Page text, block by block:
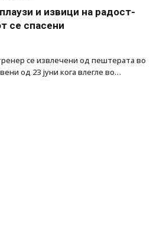
и извици на радост-
се спасени
се извлечени од пештерата во
од 23 јуни кога влегле во…